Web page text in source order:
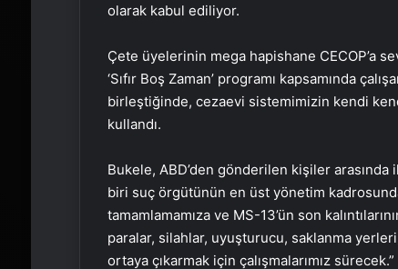
olarak kabul ediliyor.
Çete üyelerinin mega hapishane CECOP’a
‘Sıfır Boş Zaman’ programı kapsamında
birleştiğinde, cezaevi sistemimizin kendi
kullandı.
Bukele, ABD’den gönderilen kişiler
biri suç örgütünün en üst yönetim
tamamlamamıza ve MS-13’ün son
paralar, silahlar, uyuşturucu, saklanma
ortaya çıkarmak için çalışmalarımız